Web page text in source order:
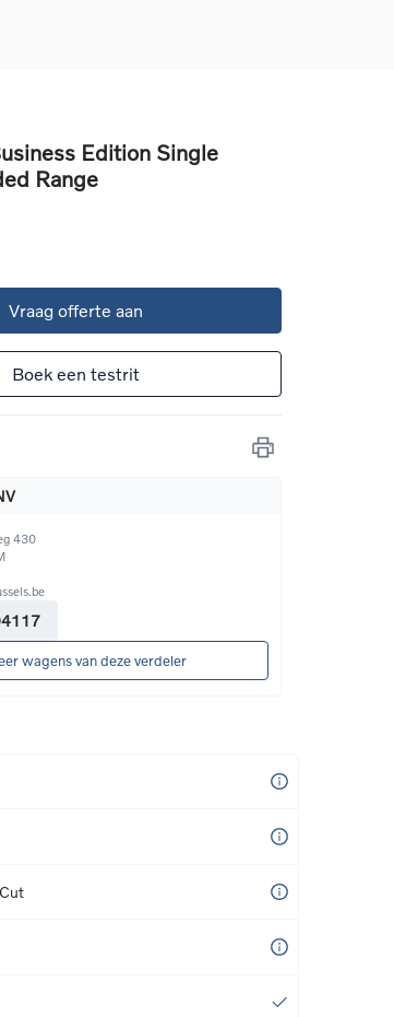
Edition Single
Range
Vraag offerte aan
Boek een testrit
430
wagens van deze verdeler